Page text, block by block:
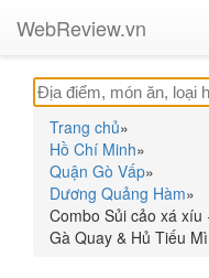
WebReview.vn
Trang chủ»
Hồ Chí Minh»
Quận Gò Vấp»
Dương Quảng Hàm»
Combo Sủi cảo xá
Gà Quay & Hủ Tiếu